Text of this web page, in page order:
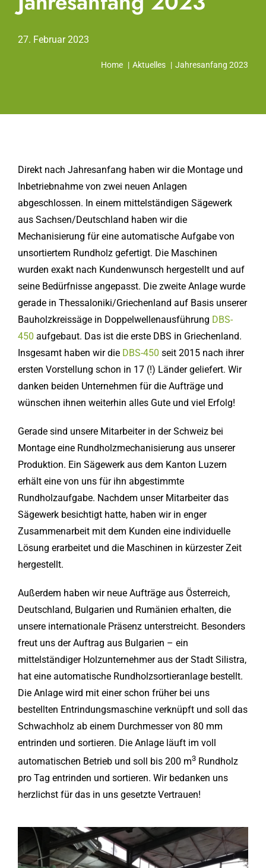
27. Februar 2023
Home Aktuelles Jahresanfang 2023
Direkt nach Jahresanfang haben wir die Montage und
Inbetriebnahme von zwei neuen Anlagen
abgeschlossen. In einem mittelständigen Sägewerk
aus Sachsen/Deutschland haben wir die
Mechanisierung für eine automatische Aufgabe von
unsortiertem Rundholz gefertigt. Die Maschinen
wurden exakt nach Kundenwunsch hergestellt und auf
seine Bedürfnisse angepasst. Die zweite Anlage wurde
gerade in Thessaloniki/Griechenland auf Basis unserer
Bauholzkreissäge in Doppelwellenausführung DBS-
450 aufgebaut. Das ist die erste DBS in Griechenland.
Insgesamt haben wir die DBS-450 seit 2015 nach ihrer
ersten Vorstellung schon in 17 (!) Länder geliefert. Wir
danken beiden Unternehmen für die Aufträge und
wünschen ihnen weiterhin alles Gute und viel Erfolg!
Gerade sind unsere Mitarbeiter in der Schweiz bei
Montage eine Rundholzmechanisierung aus unserer
Produktion. Ein Sägewerk aus dem Kanton Luzern
erhält eine von uns für ihn abgestimmte
Rundholzaufgabe. Nachdem unser Mitarbeiter das
Sägewerk besichtigt hatte, haben wir in enger
Zusammenarbeit mit dem Kunden eine individuelle
Lösung erarbeitet und die Maschinen in kürzester Zeit
hergestellt.
Außerdem haben wir neue Aufträge aus Österreich,
Deutschland, Bulgarien und Rumänien erhalten, die
unsere internationale Präsenz unterstreicht. Besonders
freut uns der Auftrag aus Bulgarien – ein
mittelständiger Holzunternehmer aus der Stadt Silistra,
hat eine automatische Rundholzsortieranlage bestellt.
Die Anlage wird mit einer schon früher bei uns
bestellten Entrindungsmaschine verknüpft und soll das
Schwachholz ab einem Durchmesser von 80 mm
entrinden und sortieren. Die Anlage läuft im voll
automatischen Betrieb und soll bis 200 m3Rundholz
pro Tag entrinden und sortieren. Wir bedanken uns
herzlichst für das in uns gesetzte Vertrauen!